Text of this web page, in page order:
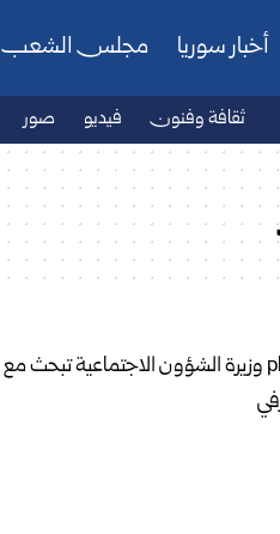
أخبار سوريا مجلس الشعب
ثقافة وفنون فيديو صور